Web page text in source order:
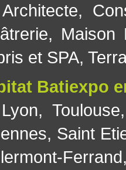
Architecte,
, Maison
et SPA,
Batiexpo
Lyon, Toulouse
, Saint
Ferrand